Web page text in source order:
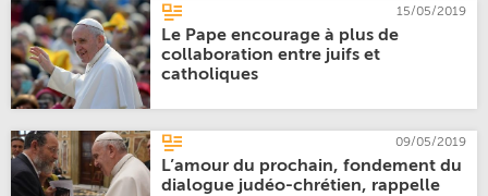
15/05/2019
Le Pape encourage à plus de
collaboration entre juifs et
catholiques
09/05/2019
L’amour du prochain, fondement du
dialogue judéo-chrétien, rappelle